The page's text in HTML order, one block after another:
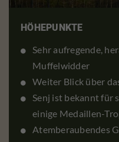
HÖHEPUNKTE
Sehr aufregende,
Muffelwidder
Weiter Blick über
Senj ist bekannt für
einige Medaillen-
Atemberaubendes